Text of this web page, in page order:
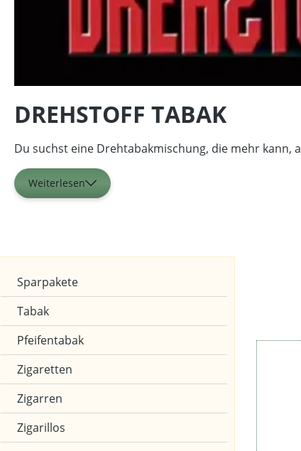
DREHSTOFF TABAK
Du suchst eine Drehtabakmischung, die mehr kann,
Weiterlesen
Sparpakete
Tabak
Pfeifentabak
Zigaretten
Zigarren
Zigarillos